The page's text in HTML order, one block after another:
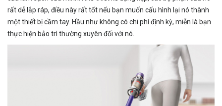
rất dễ lắp ráp, điều này rất tốt nếu bạn muốn cấu hình lại nó thành
một thiết bị cầm tay. Hầu như không có chi phí định kỳ, miễn là bạn
thực hiện bảo trì thường xuyên đối với nó.